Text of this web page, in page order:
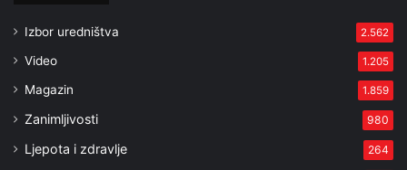
Izbor uredništva 2.562
Video 1.205
Magazin 1.859
Zanimljivosti 980
Ljepota i zdravlje 264